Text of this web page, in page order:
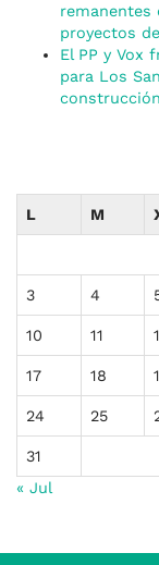
remanentes
proyectos
El PP y Vox
para Los
L M
3 4
10 11
17 18
24 25
31
« Jul